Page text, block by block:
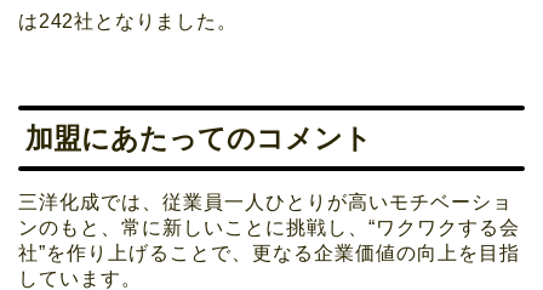
は242社となりました。
加盟にあたってのコメント
三洋化成では、従業員一人ひとりが高いモチベーショ
ンのもと、常に新しいことに挑戦し、“ワクワクする会
社”を作り上げることで、更なる企業価値の向上を目指
しています。